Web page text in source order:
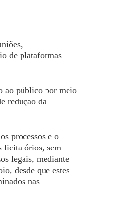
de plataformas
ao público por meio
redução da
processos e o
licitatórios, sem
legais, mediante
desde que estes
nas